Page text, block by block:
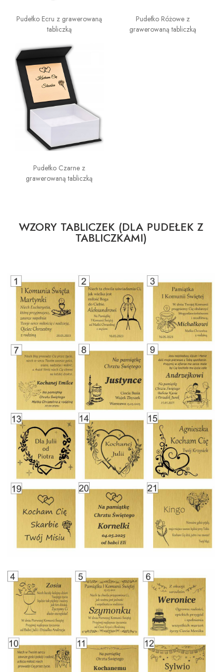
Pudełko Ecru z grawerowaną
tabliczką
Pudełko Różowe z
grawerowaną tabliczką
Pudełko Czarne z
grawerowaną tabliczką
WZORY TABLICZEK (DLA PUDEŁEK Z
TABLICZKAMI)